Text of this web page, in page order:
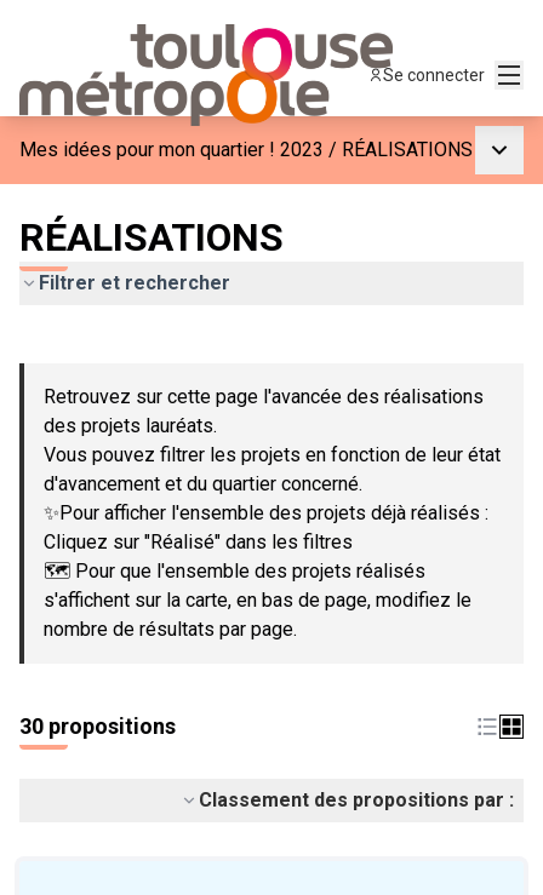
Se connecter
Mes idées pour mon quartier ! 2023 / RÉALISATIONS
RÉALISATIONS
Filtrer et rechercher
−
Retrouvez sur cette page l'avancée des réalisations
des projets lauréats.
Vous pouvez filtrer les projets en fonction de leur état
d'avancement et du quartier concerné.
✨Pour afficher l'ensemble des projets déjà réalisés :
Cliquez sur "Réalisé" dans les filtres
🗺️ Pour que l'ensemble des projets réalisés
s'affichent sur la carte, en bas de page, modifiez le
nombre de résultats par page.
30 propositions
Classement des propositions par :